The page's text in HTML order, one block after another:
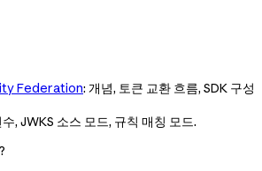
Federation: 개념, 토큰 교환 흐름, SDK 구성
, JWKS 소스 모드, 규칙 매칭 모드.